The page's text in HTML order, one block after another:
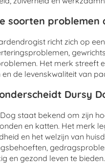
soorten
richt zich op
Het merk streeft
en de levenskwaliteit van
Dursy
staat bekend om zijn
en katten. Het merk
en het welzijn van
en gezond leven te bieden.